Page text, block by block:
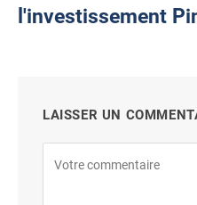
l'investissement
LAISSER UN